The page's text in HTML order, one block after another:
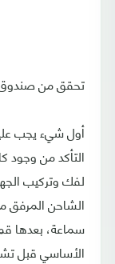
تحقق من
أول شيء يجب
التأكد من وجود
لفك وتركيب
الشاحن المرفق
سماعة، بعدها
الأساسي قبل